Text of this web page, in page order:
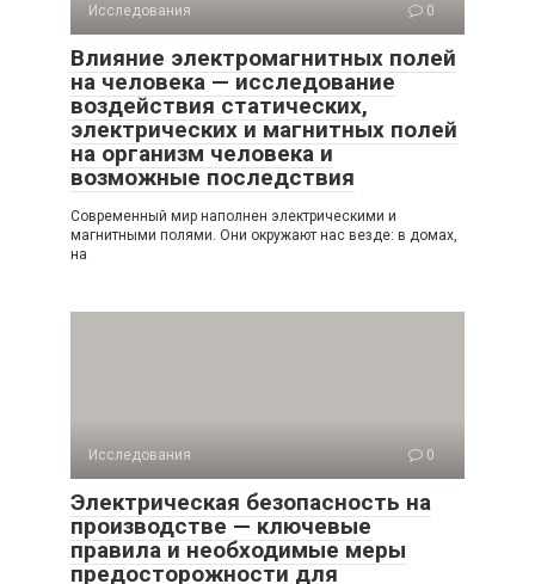
Исследования 0
Влияние электромагнитных полей
на человека — исследование
воздействия статических,
электрических и магнитных полей
на организм человека и
возможные последствия
Современный мир наполнен электрическими и
магнитными полями. Они окружают нас везде: в домах,
на
Исследования 0
Электрическая безопасность на
производстве — ключевые
правила и необходимые меры
предосторожности для